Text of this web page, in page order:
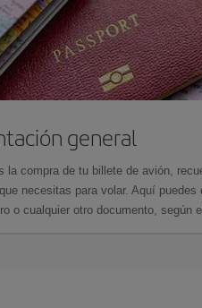
general
la compra de tu billete de avión,
necesitas para volar. Aquí puedes
o cualquier otro documento, según